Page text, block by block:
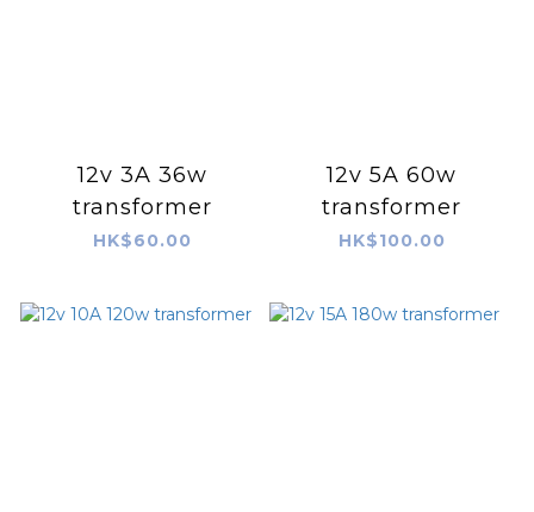
12v 3A 36w
transformer
HK$60.00
12v 5A 60w
transformer
HK$100.00